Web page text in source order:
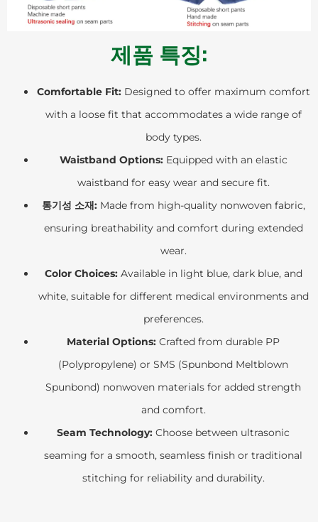
제품 특징:
Comfortable Fit:Designed to offer maximum comfort
with a loose fit that accommodates a wide range of
body types.
Waistband Options:Equipped with an elastic
waistband for easy wear and secure fit.
통기성 소재:Made from high-quality nonwoven fabric,
ensuring breathability and comfort during extended
wear.
Color Choices:Available in light blue, dark blue, and
white, suitable for different medical environments and
preferences.
Material Options: Crafted from durable PP
(Polypropylene) or SMS (Spunbond Meltblown
Spunbond) nonwoven materials for added strength
and comfort.
Seam Technology: Choose between ultrasonic
seaming for a smooth, seamless finish or traditional
stitching for reliability and durability.